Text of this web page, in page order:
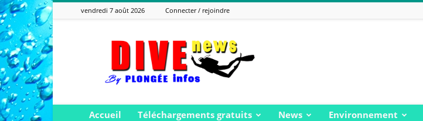
vendredi 7 août 2026 Connecter / rejoindre
Plongée
Infos
Accueil Téléchargements gratuits News Environnement